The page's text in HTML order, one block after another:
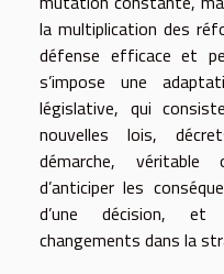
la multiplication des
défense efficace et
s’impose une
législative, qui
nouvelles lois,
démarche, véritable
d’anticiper les
d’une décision, et
changements dans la